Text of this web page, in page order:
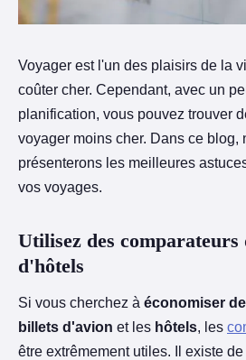
Voyager est l'un des plaisirs de la
coûter cher. Cependant, avec un
planification, vous pouvez trouver
voyager moins cher. Dans ce blog,
présenterons les meilleures
vos voyages.
Utilisez des comparateurs
d'hôtels
Si vous cherchez à économiser
billets d'avion et les hôtels, les
être extrêmement utiles. Il existe